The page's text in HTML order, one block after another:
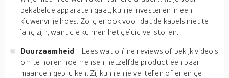
bekabelde apparaten gaat, kun je investeren in een
kluwenvrije hoes. Zorg er ook voor dat de kabels niet te
lang zijn, want die kunnen het geluid verstoren.
Duurzaamheid - Lees wat online reviews of bekijk video's
om te horen hoe mensen hetzelfde product een paar
maanden gebruiken. Zij kunnen je vertellen of er enige